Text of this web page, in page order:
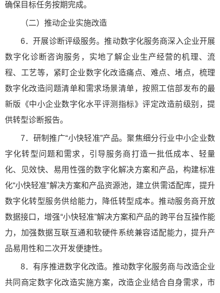
确保目标任务按期完成。
（二）推动企业实施改造
6．开展诊断评级服务。推动数字化服务商深入企业开展
数字化诊断咨询服务，实地了解企业生产经营的机理、流
程、工艺等，紧盯企业数字化改造痛点、难点、堵点，梳理
数字化改造问题清单和需求场景清单，按照工信部发布的最
新版《中小企业数字化水平评测指标》评定改造前级别，提
供转型诊断报告。
7．研制推广“小快轻准”产品。聚焦细分行业中小企业数
字化转型问题和需求，引导服务商打造一批低成本、轻量
化、见效快、易用性强的数字化解决方案和产品，构建标准
化“小快轻准”解决方案和产品资源池，建立供需适配库，提升
数字化转型服务供给能力，降低转型成本。推动服务商开放
数据接口，增强“小快轻准”解决方案和产品的跨平台互操作能
力，加强数据互联互通和软硬件系统兼容适配能力，提升产
品易用性和二次开发便捷性。
8．有序推进数字化改造。推动数字化服务商与改造企业
共同商定数字化改造实施方案，改造企业结合自身需求，市